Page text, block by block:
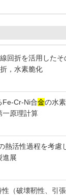
回折を活用した
，水素脆化
Fe-Cr-Ni合金の水
一原理計算
熱活性過程を考
進展
性（破壊靭性、引